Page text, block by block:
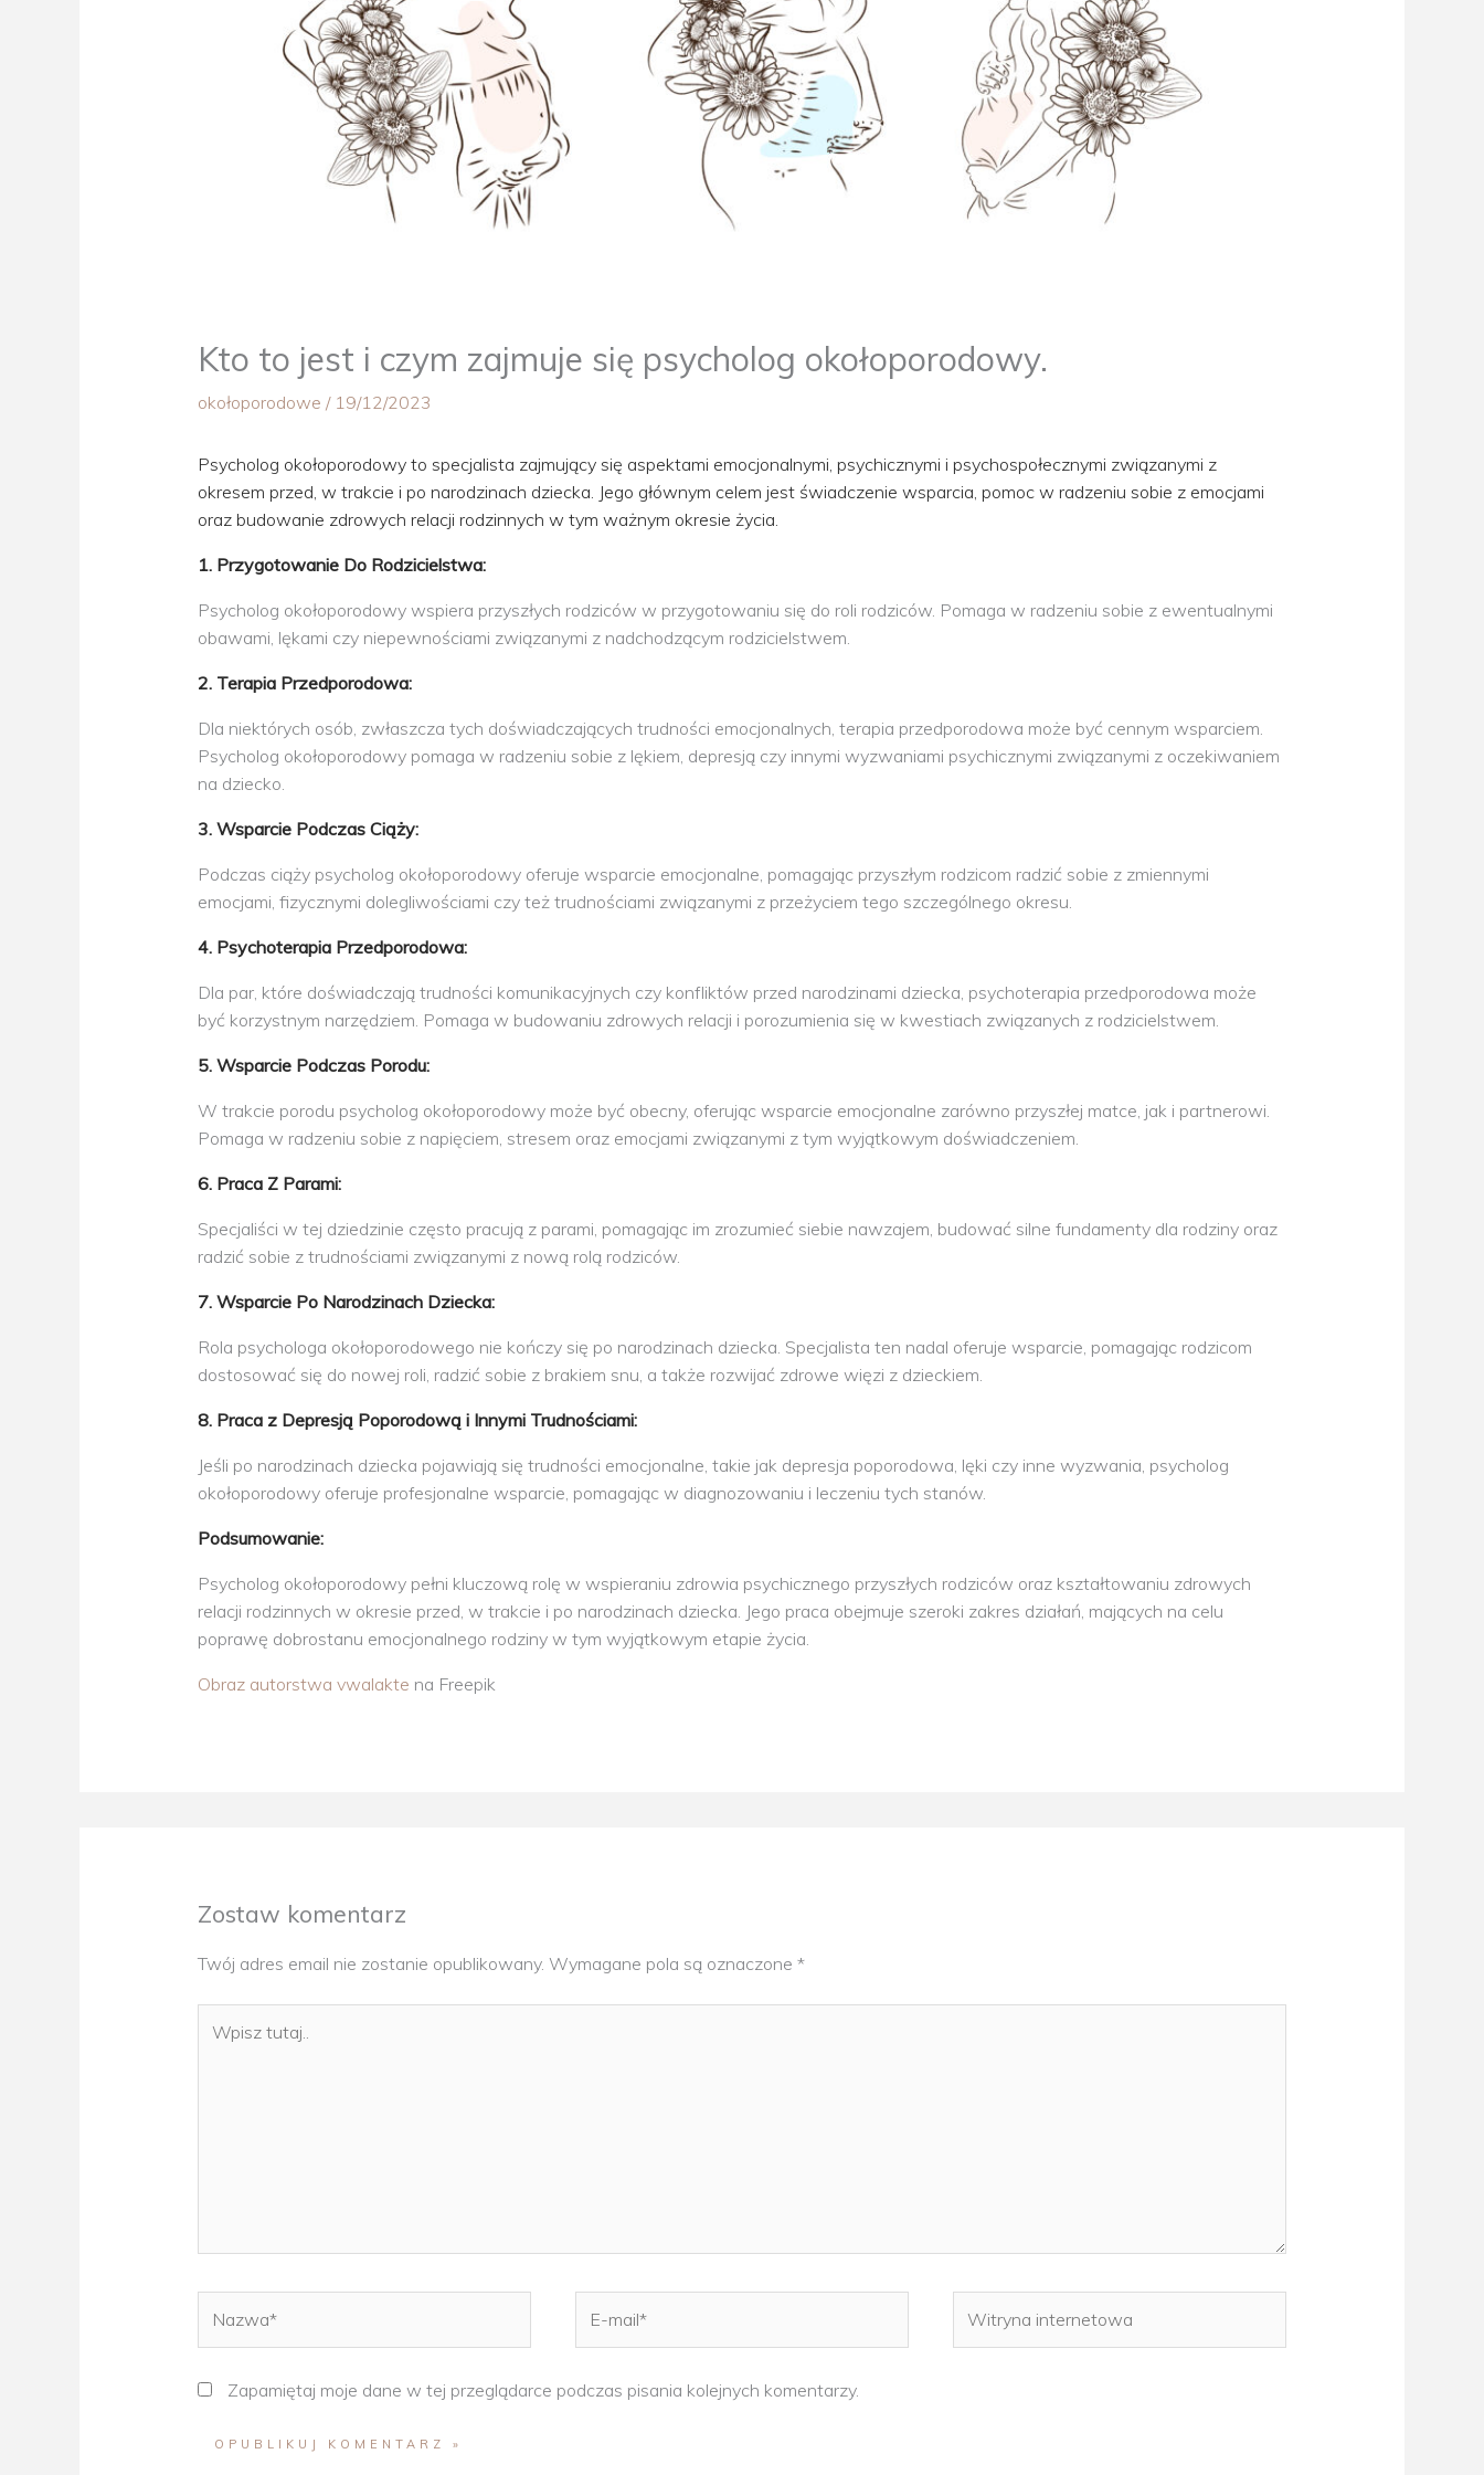
Kto to jest i czym zajmuje się psycholog okołoporodowy.
okołoporodowe / 19/12/2023
Psycholog okołoporodowy to specjalista zajmujący się aspektami emocjonalnymi, psychicznymi i psychospołecznymi związanymi z
okresem przed, w trakcie i po narodzinach dziecka. Jego głównym celem jest świadczenie wsparcia, pomoc w radzeniu sobie z emocjami
oraz budowanie zdrowych relacji rodzinnych w tym ważnym okresie życia.
1. Przygotowanie Do Rodzicielstwa:
Psycholog okołoporodowy wspiera przyszłych rodziców w przygotowaniu się do roli rodziców. Pomaga w radzeniu sobie z ewentualnymi
obawami, lękami czy niepewnościami związanymi z nadchodzącym rodzicielstwem.
2. Terapia Przedporodowa:
Dla niektórych osób, zwłaszcza tych doświadczających trudności emocjonalnych, terapia przedporodowa może być cennym wsparciem.
Psycholog okołoporodowy pomaga w radzeniu sobie z lękiem, depresją czy innymi wyzwaniami psychicznymi związanymi z oczekiwaniem
na dziecko.
3. Wsparcie Podczas Ciąży:
Podczas ciąży psycholog okołoporodowy oferuje wsparcie emocjonalne, pomagając przyszłym rodzicom radzić sobie z zmiennymi
emocjami, fizycznymi dolegliwościami czy też trudnościami związanymi z przeżyciem tego szczególnego okresu.
4. Psychoterapia Przedporodowa:
Dla par, które doświadczają trudności komunikacyjnych czy konfliktów przed narodzinami dziecka, psychoterapia przedporodowa może
być korzystnym narzędziem. Pomaga w budowaniu zdrowych relacji i porozumienia się w kwestiach związanych z rodzicielstwem.
5. Wsparcie Podczas Porodu:
W trakcie porodu psycholog okołoporodowy może być obecny, oferując wsparcie emocjonalne zarówno przyszłej matce, jak i partnerowi.
Pomaga w radzeniu sobie z napięciem, stresem oraz emocjami związanymi z tym wyjątkowym doświadczeniem.
6. Praca Z Parami:
Specjaliści w tej dziedzinie często pracują z parami, pomagając im zrozumieć siebie nawzajem, budować silne fundamenty dla rodziny oraz
radzić sobie z trudnościami związanymi z nową rolą rodziców.
7. Wsparcie Po Narodzinach Dziecka:
Rola psychologa okołoporodowego nie kończy się po narodzinach dziecka. Specjalista ten nadal oferuje wsparcie, pomagając rodzicom
dostosować się do nowej roli, radzić sobie z brakiem snu, a także rozwijać zdrowe więzi z dzieckiem.
8. Praca z Depresją Poporodową i Innymi Trudnościami:
Jeśli po narodzinach dziecka pojawiają się trudności emocjonalne, takie jak depresja poporodowa, lęki czy inne wyzwania, psycholog
okołoporodowy oferuje profesjonalne wsparcie, pomagając w diagnozowaniu i leczeniu tych stanów.
Podsumowanie:
Psycholog okołoporodowy pełni kluczową rolę w wspieraniu zdrowia psychicznego przyszłych rodziców oraz kształtowaniu zdrowych
relacji rodzinnych w okresie przed, w trakcie i po narodzinach dziecka. Jego praca obejmuje szeroki zakres działań, mających na celu
poprawę dobrostanu emocjonalnego rodziny w tym wyjątkowym etapie życia.
Obraz autorstwa vwalakte na Freepik
Zostaw komentarz
Twój adres email nie zostanie opublikowany. Wymagane pola są oznaczone *
tutaj..
mail*
internetowa
Zapamiętaj moje dane w tej przeglądarce podczas pisania kolejnych komentarzy.